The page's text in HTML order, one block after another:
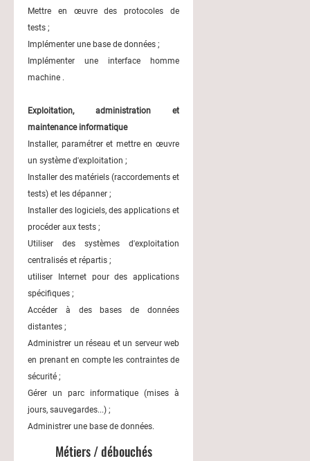
Mettre en œuvre des protocoles de
tests ;
Implémenter une base de données ;
Implémenter une interface homme
machine .
Exploitation, administration et
maintenance informatique
Installer, paramétrer et mettre en œuvre
un système d'exploitation ;
Installer des matériels (raccordements et
tests) et les dépanner ;
Installer des logiciels, des applications et
procéder aux tests ;
Utiliser des systèmes d'exploitation
centralisés et répartis ;
utiliser Internet pour des applications
spécifiques ;
Accéder à des bases de données
distantes ;
Administrer un réseau et un serveur web
en prenant en compte les contraintes de
sécurité ;
Gérer un parc informatique (mises à
jours, sauvegardes...) ;
Administrer une base de données.
Métiers / débouchés